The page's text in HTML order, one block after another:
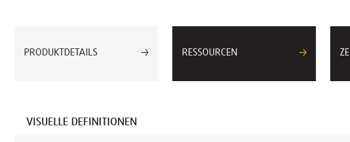
PRODUKTDETAILS RESSOURCEN
VISUELLE DEFINITIONEN